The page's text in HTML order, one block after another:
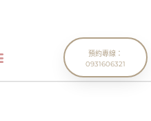
預約專線：
0931606321